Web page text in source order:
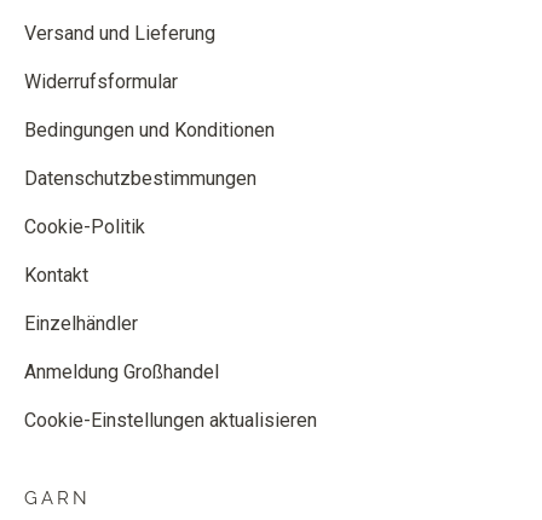
Versand und Lieferung
Widerrufsformular
Bedingungen und Konditionen
Datenschutzbestimmungen
Cookie-Politik
Kontakt
Einzelhändler
Anmeldung Großhandel
Cookie-Einstellungen aktualisieren
GARN